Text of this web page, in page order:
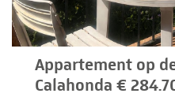
Appartement op
Calahonda €